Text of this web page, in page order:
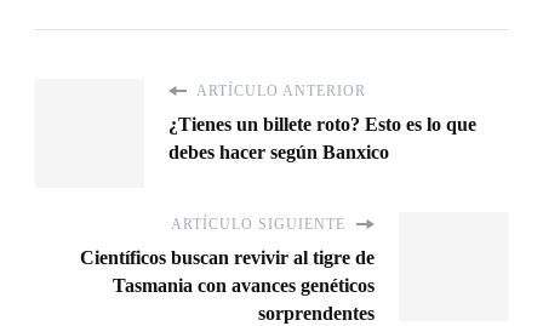
ARTÍCULO ANTERIOR
¿Tienes un billete roto? Esto es lo que
debes hacer según Banxico
ARTÍCULO SIGUIENTE
Científicos buscan revivir al tigre de
Tasmania con avances genéticos
sorprendentes